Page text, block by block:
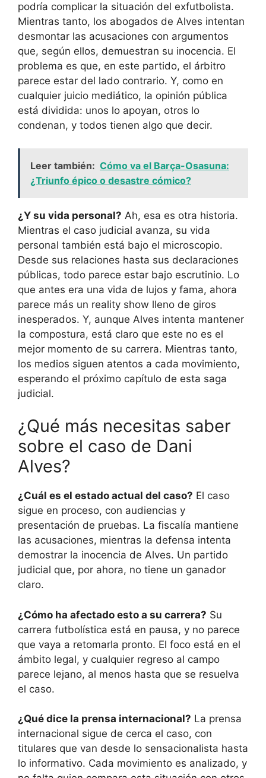
podría complicar la situación del exfutbolista.
Mientras tanto, los abogados de Alves intentan
desmontar las acusaciones con argumentos
que, según ellos, demuestran su inocencia. El
problema es que, en este partido, el árbitro
parece estar del lado contrario. Y, como en
cualquier juicio mediático, la opinión pública
está dividida: unos lo apoyan, otros lo
condenan, y todos tienen algo que decir.
Leer también: Cómo va el Barça-Osasuna:
¿Triunfo épico o desastre cómico?
¿Y su vida personal? Ah, esa es otra historia.
Mientras el caso judicial avanza, su vida
personal también está bajo el microscopio.
Desde sus relaciones hasta sus declaraciones
públicas, todo parece estar bajo escrutinio. Lo
que antes era una vida de lujos y fama, ahora
parece más un reality show lleno de giros
inesperados. Y, aunque Alves intenta mantener
la compostura, está claro que este no es el
mejor momento de su carrera. Mientras tanto,
los medios siguen atentos a cada movimiento,
esperando el próximo capítulo de esta saga
judicial.
¿Qué más necesitas saber
sobre el caso de Dani
Alves?
¿Cuál es el estado actual del caso? El caso
sigue en proceso, con audiencias y
presentación de pruebas. La fiscalía mantiene
las acusaciones, mientras la defensa intenta
demostrar la inocencia de Alves. Un partido
judicial que, por ahora, no tiene un ganador
claro.
¿Cómo ha afectado esto a su carrera? Su
carrera futbolística está en pausa, y no parece
que vaya a retomarla pronto. El foco está en el
ámbito legal, y cualquier regreso al campo
parece lejano, al menos hasta que se resuelva
el caso.
¿Qué dice la prensa internacional? La prensa
internacional sigue de cerca el caso, con
titulares que van desde lo sensacionalista hasta
lo informativo. Cada movimiento es analizado, y